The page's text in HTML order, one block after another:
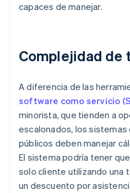
capaces de manejar.
Complejidad de
A diferencia de las
software como servicio
minorista, que tienden a
escalonados, los
públicos deben manejar
El sistema podría tener
solo cliente utilizando una
un descuento por